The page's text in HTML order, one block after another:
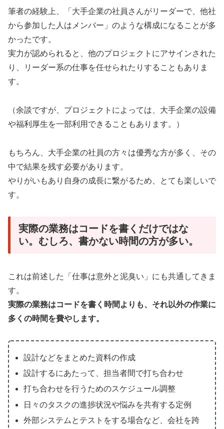
筆者の経験上、「大手企業の社員さんがリーダーで、他社
から参加した人はメンバー」のような構成になることが多
かったです。
実力が認められると、他のプロジェクトにアサインされた
り、リーダー系の仕事を任せられたりすることもありま
す。
（余談ですが、プロジェクトによっては、大手企業の設備
や福利厚生を一部利用できることもあります。）
もちろん、大手企業の社員の方々は優秀な方が多く、その
中で結果を残す必要があります。
やりがいもあり自身の成長に繋がるため、とても楽しいで
す。
実際の業務はコードを書くだけではな
い。むしろ、書かない時間の方が多い。
これは前述した「仕事は意外と泥臭い」にも共通してきま
す。
実際の業務はコードを書く時間よりも、それ以外の作業に
多くの時間を費やします。
設計などをまとめた資料の作成
設計するにあたって、担当者間で打ち合わせ
打ち合わせを行うためのスケジュール調整
日々のタスクの進捗状況や悩みを共有する定例
外部システムとテストをする場合など、会社を跨